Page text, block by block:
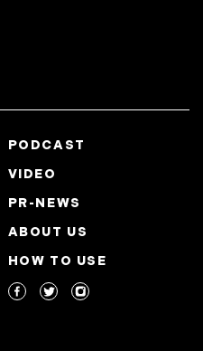
PODCAST
VIDEO
PR-NEWS
ABOUT US
HOW TO USE